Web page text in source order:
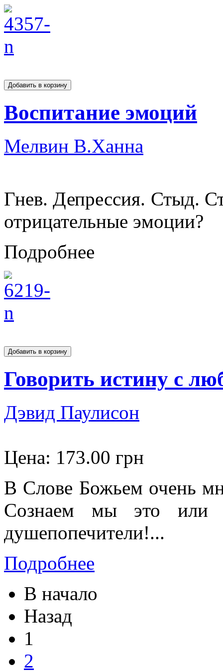
Воспитание эмоций
Мелвин В.Ханна
Гнев. Депрессия. Стыд.
отрицательные эмоции?
Подробнее
Говорить истину с
Дэвид Паулисон
Цена: 173.00 грн
В Слове Божьем очень
Сознаем мы это или
душепопечители!...
Подробнее
В начало
Назад
1
2